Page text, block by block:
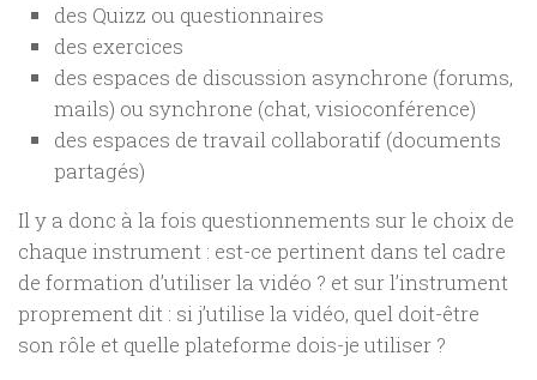
des Quizz ou questionnaires
des exercices
des espaces de discussion asynchrone (forums,
mails) ou synchrone (chat, visioconférence)
des espaces de travail collaboratif (documents
partagés)
Il y a donc à la fois questionnements sur le choix de
chaque instrument : est-ce pertinent dans tel cadre
de formation d’utiliser la vidéo ? et sur l’instrument
proprement dit : si j’utilise la vidéo, quel doit-être
son rôle et quelle plateforme dois-je utiliser ?